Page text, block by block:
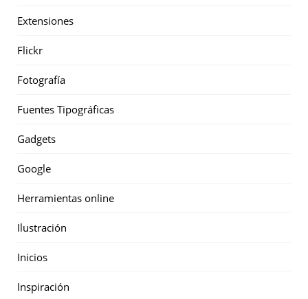
Extensiones
Flickr
Fotografía
Fuentes Tipográficas
Gadgets
Google
Herramientas online
Ilustración
Inicios
Inspiración